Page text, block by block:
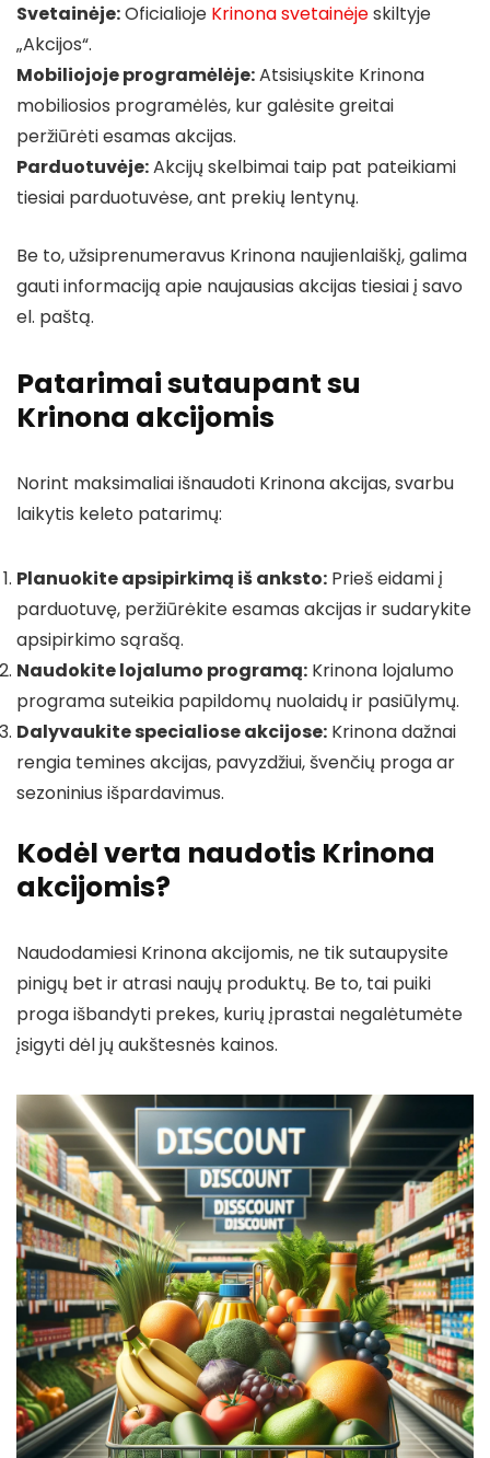
Svetainėje:Oficialioje Krinona svetainėjeskiltyje
„Akcijos“.
Mobiliojoje programėlėje:Atsisiųskite Krinona
mobiliosios programėlės, kur galėsite greitai
peržiūrėti esamas akcijas.
Parduotuvėje:Akcijų skelbimai taip pat pateikiami
tiesiai parduotuvėse, ant prekių lentynų.
Be to, užsiprenumeravus Krinona naujienlaiškį, galima
gauti informaciją apie naujausias akcijas tiesiai į savo
el. paštą.
Patarimai sutaupant su
Krinona akcijomis
Norint maksimaliai išnaudoti Krinona akcijas, svarbu
laikytis keleto patarimų:
Planuokite apsipirkimą iš anksto: Prieš eidami į
parduotuvę, peržiūrėkite esamas akcijas ir sudarykite
apsipirkimo sąrašą.
Naudokite lojalumo programą: Krinona lojalumo
programa suteikia papildomų nuolaidų ir pasiūlymų.
Dalyvaukite specialiose akcijose: Krinona dažnai
rengia temines akcijas, pavyzdžiui, švenčių proga ar
sezoninius išpardavimus.
Kodėl verta naudotis Krinona
akcijomis?
Naudodamiesi Krinona akcijomis, ne tik sutaupysite
pinigų bet ir atrasi naujų produktų. Be to, tai puiki
proga išbandyti prekes, kurių įprastai negalėtumėte
įsigyti dėl jų aukštesnės kainos.